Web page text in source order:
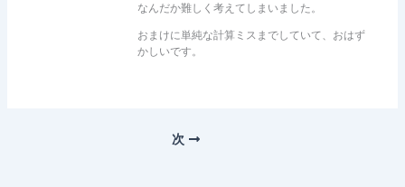
なんだか難しく考えてしまいました。
おまけに単純な計算ミスまでしていて、おはず
かしいです。
次